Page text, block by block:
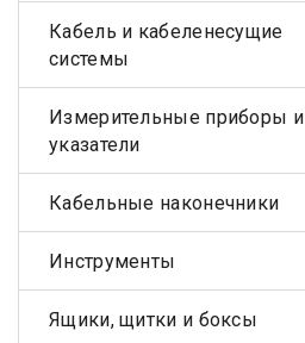
Кабель и кабеленесущие
системы
Измерительные приборы и
указатели
Кабельные наконечники
Инструменты
Ящики, щитки и боксы